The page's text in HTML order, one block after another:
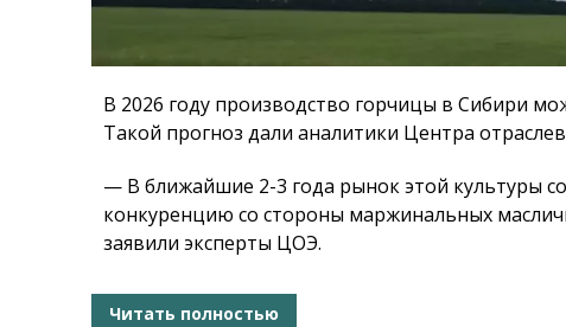
В 2026 году производство горчицы в Сибири
Такой прогноз дали аналитики Центра
— В ближайшие 2-3 года рынок этой культуры
конкуренцию со стороны маржинальных
заявили эксперты ЦОЭ.
Читать полностью